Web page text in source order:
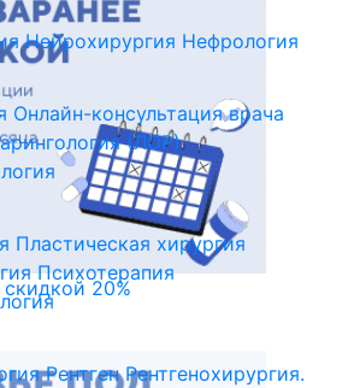
20%
Нейрохирургия Нефрология
Онлайн-консультация врача
(ЛОР)
Пластическая хирургия
Психотерапия
Рентген Рентгенохирургия.